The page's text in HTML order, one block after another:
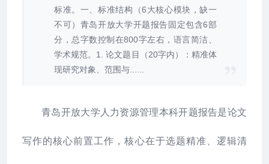
标准。一、标准结构（6大核心模块，缺一
不可）青岛开放大学开题报告固定包含6部
分，总字数控制在800字左右，语言简洁、
学术规范。1. 论文题目（20字内）：精准体
现研究对象、范围与......
青岛开放大学人力资源管理本科开题报告是论文
写作的核心前置工作，核心在于选题精准、逻辑清